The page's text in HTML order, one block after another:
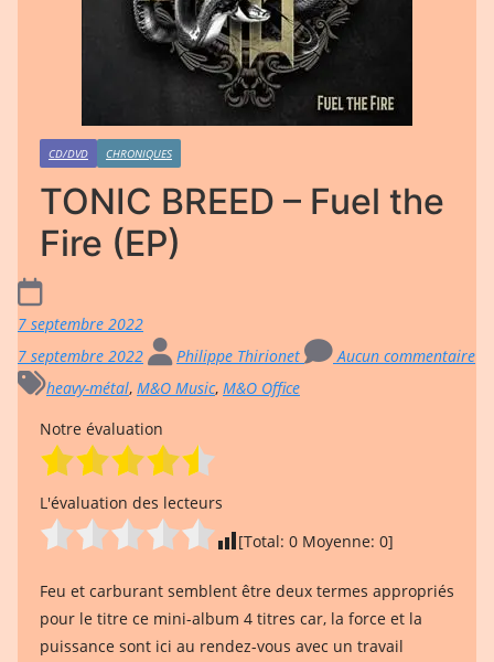
CD/DVD CHRONIQUES
TONIC BREED – Fuel the
Fire (EP)
7 septembre 2022
7 septembre 2022
Philippe Thirionet
Aucun commentaire
heavy-métal, M&O Music, M&O Office
Notre évaluation
L'évaluation des lecteurs
[Total: 0 Moyenne: 0]
Feu et carburant semblent être deux termes appropriés
pour le titre ce mini-album 4 titres car, la force et la
puissance sont ici au rendez-vous avec un travail